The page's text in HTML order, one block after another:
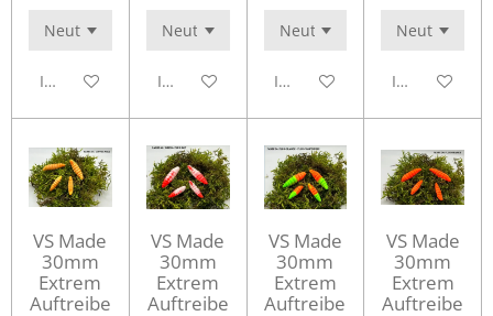
In den WarenkorbIn den WarenkorbIn den WarenkorbIn den
VS Made
30mm
Extrem
Auftreibe
VS Made
30mm
Extrem
Auftreibe
VS Made
30mm
Extrem
Auftreibe
VS Made
30mm
Extrem
Auftreibe